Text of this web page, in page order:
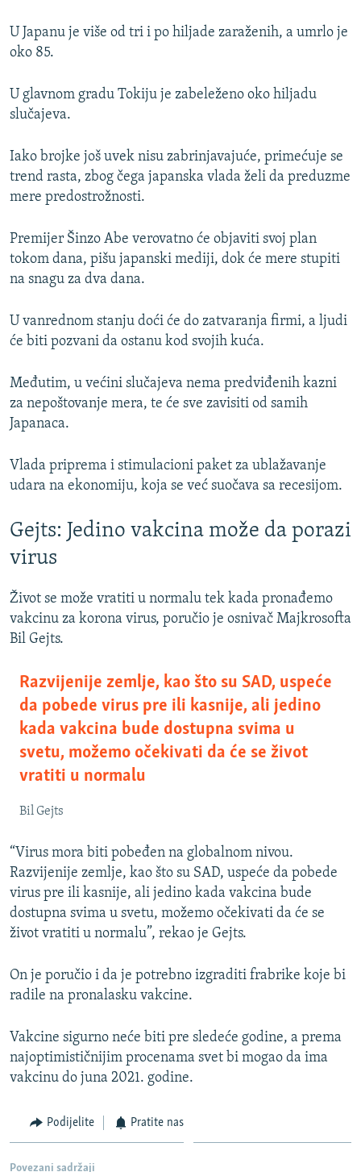
U Japanu je više od tri i po hiljade zaraženih, a umrlo je
oko 85.
U glavnom gradu Tokiju je zabeleženo oko hiljadu
slučajeva.
Iako brojke još uvek nisu zabrinjavajuće, primećuje se
trend rasta, zbog čega japanska vlada želi da preduzme
mere predostrožnosti.
Premijer Šinzo Abe verovatno će objaviti svoj plan
tokom dana, pišu japanski mediji, dok će mere stupiti
na snagu za dva dana.
U vanrednom stanju doći će do zatvaranja firmi, a ljudi
će biti pozvani da ostanu kod svojih kuća.
Međutim, u većini slučajeva nema predviđenih kazni
za nepoštovanje mera, te će sve zavisiti od samih
Japanaca.
Vlada priprema i stimulacioni paket za ublažavanje
udara na ekonomiju, koja se već suočava sa recesijom.
Gejts: Jedino vakcina može da porazi
virus
Život se može vratiti u normalu tek kada pronađemo
vakcinu za korona virus, poručio je osnivač Majkrosofta
Bil Gejts.
Razvijenije zemlje, kao što su SAD, uspeće
da pobede virus pre ili kasnije, ali jedino
kada vakcina bude dostupna svima u
svetu, možemo očekivati da će se život
vratiti u normalu
Bil Gejts
“Virus mora biti pobeđen na globalnom nivou.
Razvijenije zemlje, kao što su SAD, uspeće da pobede
virus pre ili kasnije, ali jedino kada vakcina bude
dostupna svima u svetu, možemo očekivati da će se
život vratiti u normalu”, rekao je Gejts.
On je poručio i da je potrebno izgraditi frabrike koje bi
radile na pronalasku vakcine.
Vakcine sigurno neće biti pre sledeće godine, a prema
najoptimističnijim procenama svet bi mogao da ima
vakcinu do juna 2021. godine.
Podijelite Pratite nas
Povezani sadržaji